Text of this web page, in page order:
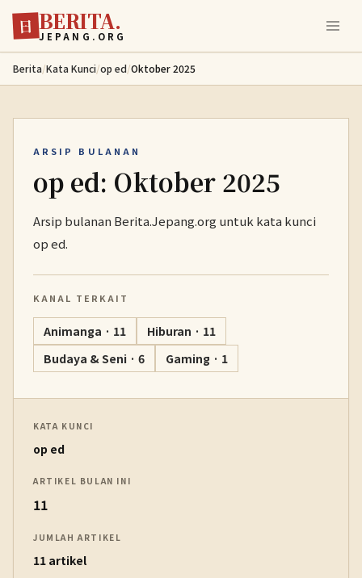
Lewati ke konten utama
日 BERITA.
JEPANG.ORG
Berita/Kata Kunci/op ed/Oktober 2025
ARSIP BULANAN
op ed: Oktober 2025
Arsip bulanan Berita.Jepang.org untuk kata kunci
op ed.
KANAL TERKAIT
Animanga · 11
Hiburan · 11
Budaya & Seni · 6
Gaming · 1
KATA KUNCI
op ed
ARTIKEL BULAN INI
11
JUMLAH ARTIKEL
11 artikel